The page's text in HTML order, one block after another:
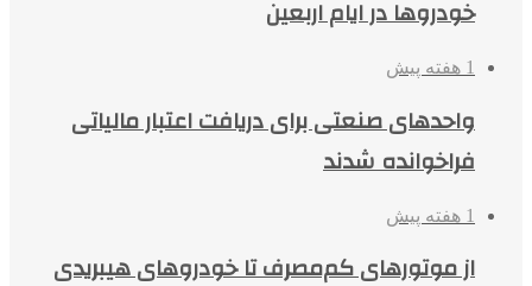
خودروها در ایام اربعین
1 هفته پیش
واحدهای صنعتی برای دریافت اعتبار مالیاتی
فراخوانده شدند
1 هفته پیش
از موتورهای کم‌مصرف تا خودروهای هیبریدی